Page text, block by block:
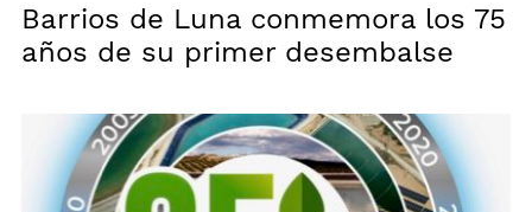
Barrios de Luna conmemora los 75
años de su primer desembalse